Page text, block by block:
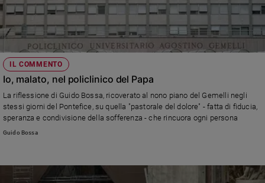
IL COMMENTO
Io, malato, nel policlinico del Papa
La riflessione di Guido Bossa, ricoverato al nono piano del Gemelli negli
stessi giorni del Pontefice, su quella "pastorale del dolore" - fatta di fiducia,
speranza e condivisione della sofferenza - che rincuora ogni persona
Guido Bossa